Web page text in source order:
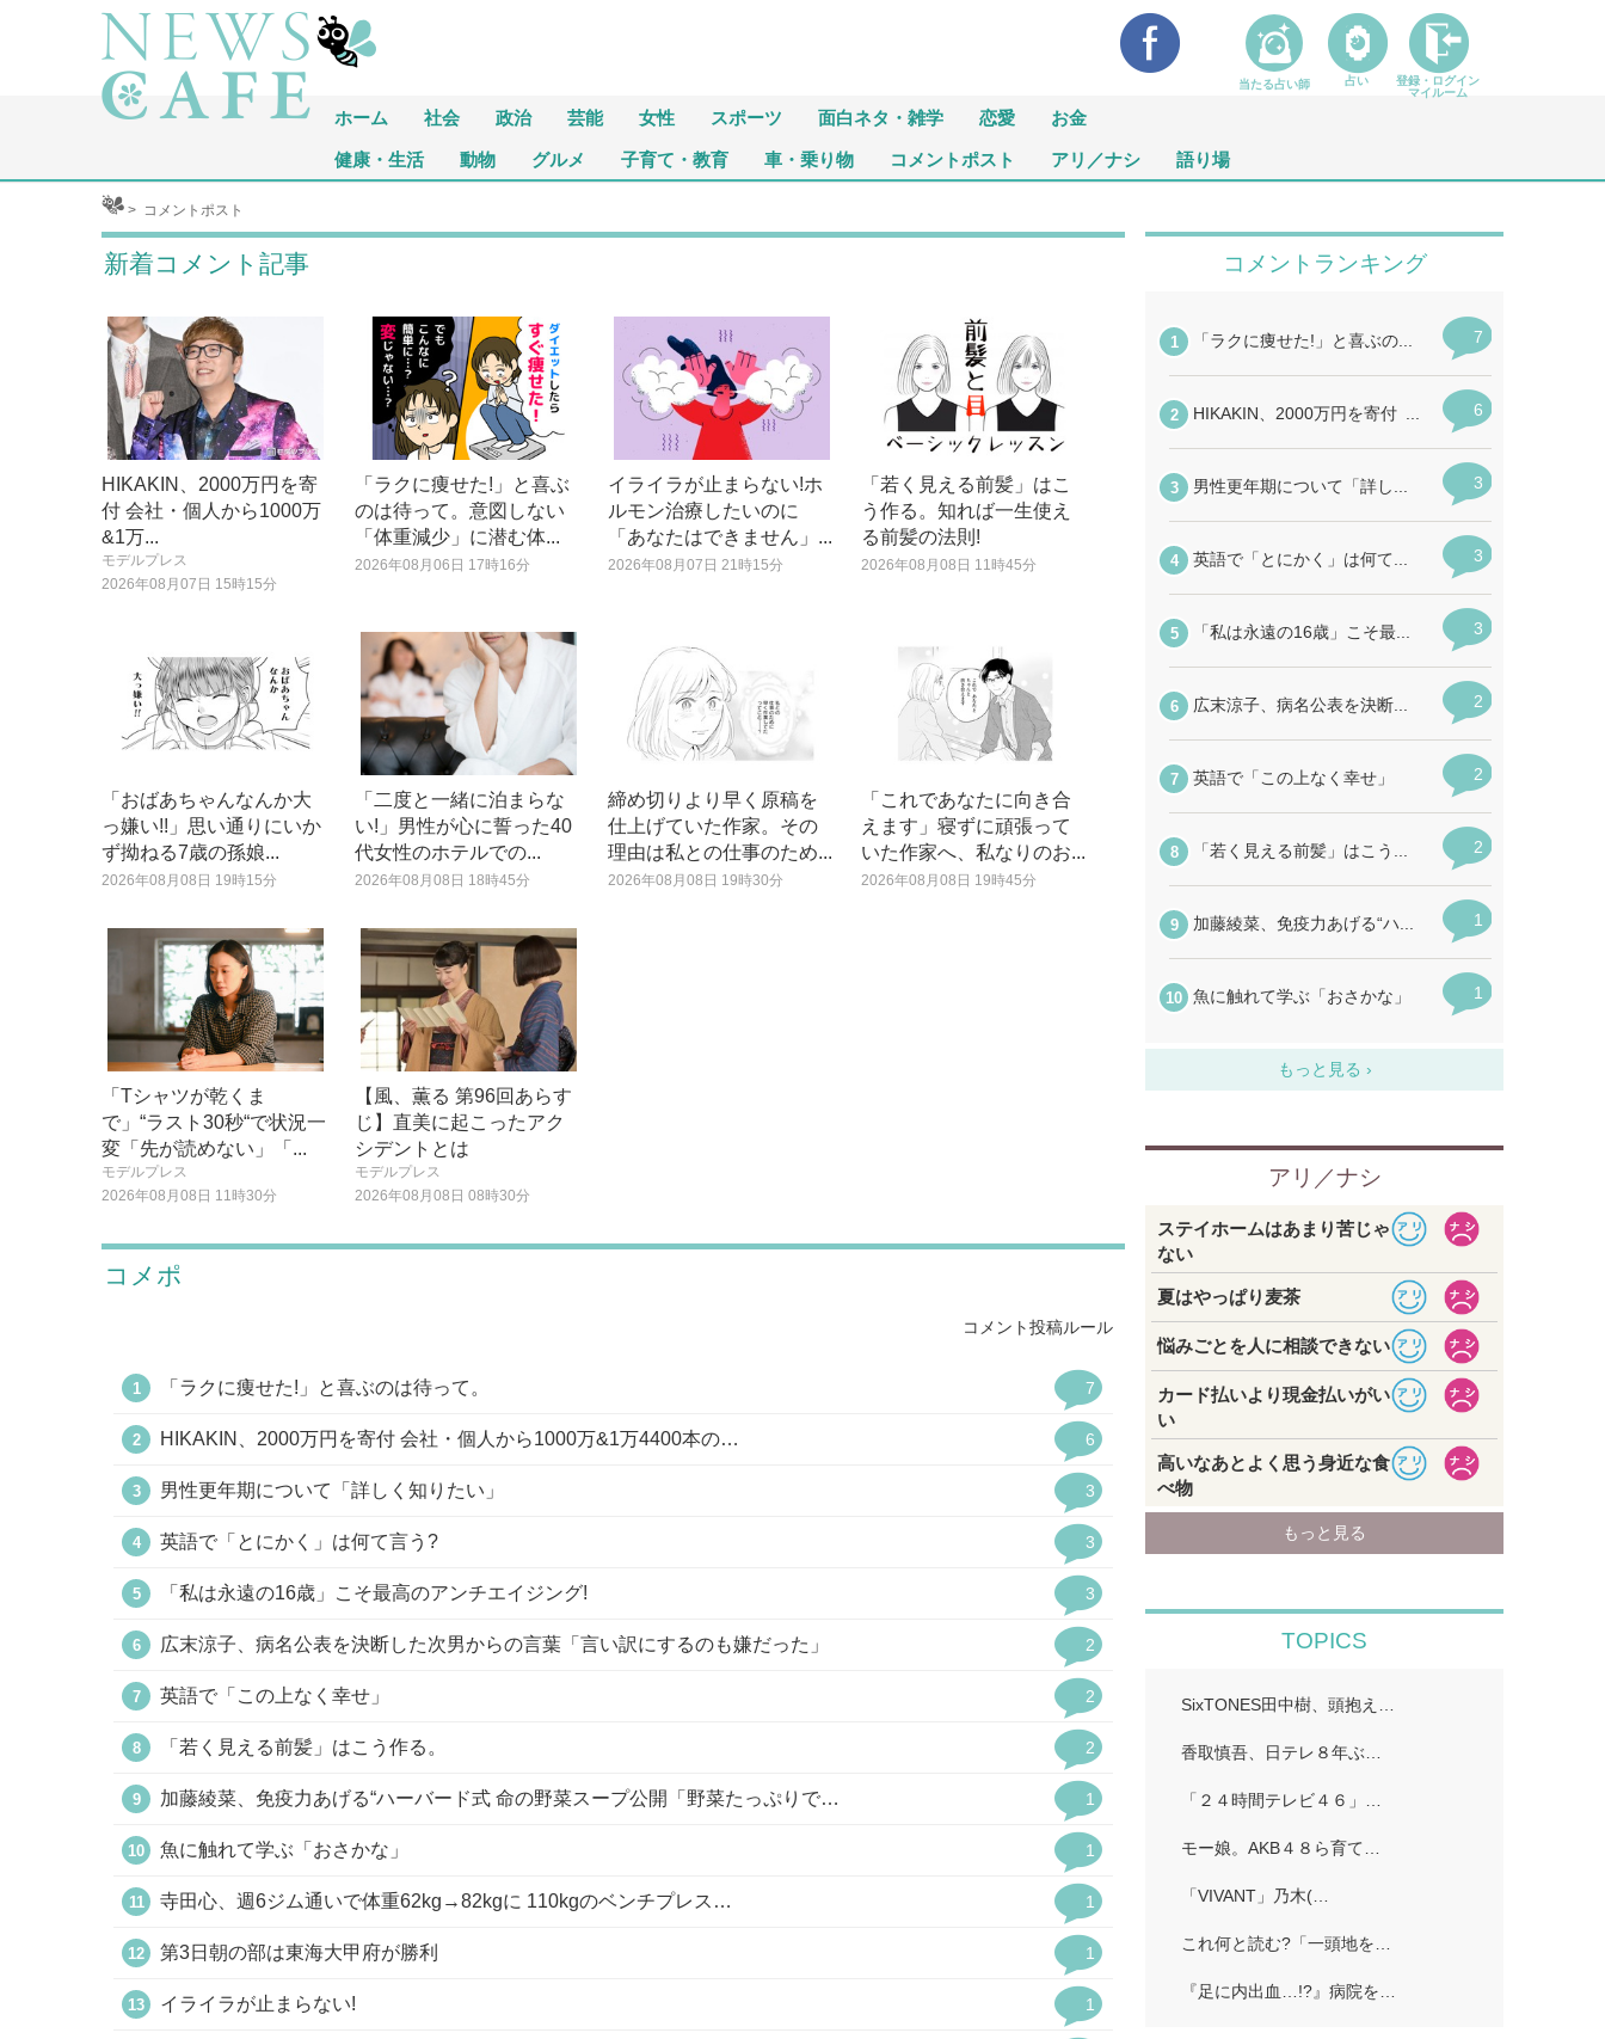
ホーム 社会 政治 芸能 女性 スポーツ 面白ネタ・雑学 恋愛 お金
健康・生活 動物 グルメ 子育て・教育 車・乗り物 コメントポスト アリ／ナシ 語り場
ホーム > コメントポスト
新着コメント記事
HIKAKIN、2000万円を寄
付 会社・個人から1000万
&1万...
モデルプレス
2026年08月07日 15時15分
「ラクに痩せた!」と喜ぶ
のは待って。意図しない
「体重減少」に潜む体...
2026年08月06日 17時16分
イライラが止まらない!ホ
ルモン治療したいのに
「あなたはできません」...
2026年08月07日 21時15分
「若く見える前髪」はこ
う作る。知れば一生使え
る前髪の法則!
2026年08月08日 11時45分
「おばあちゃんなんか大
っ嫌い!!」思い通りにいか
ず拗ねる7歳の孫娘...
2026年08月08日 19時15分
「二度と一緒に泊まらな
い!」男性が心に誓った40
代女性のホテルでの...
2026年08月08日 18時45分
締め切りより早く原稿を
仕上げていた作家。その
理由は私との仕事のため...
2026年08月08日 19時30分
「これであなたに向き合
えます」寝ずに頑張って
いた作家へ、私なりのお...
2026年08月08日 19時45分
「Tシャツが乾くま
で」“ラスト30秒“で状況一
変「先が読めない」「...
モデルプレス
2026年08月08日 11時30分
【風、薫る 第96回あらす
じ】直美に起こったアク
シデントとは
モデルプレス
2026年08月08日 08時30分
コメポ
コメント投稿ルール
7
「ラクに痩せた!」と喜ぶのは待って。
6
HIKAKIN、2000万円を寄付 会社・個人から1000万&1万4400本の…
3
男性更年期について「詳しく知りたい」
3
英語で「とにかく」は何て言う?
3
「私は永遠の16歳」こそ最高のアンチエイジング!
2
広末涼子、病名公表を決断した次男からの言葉「言い訳にするのも嫌だった」
2
英語で「この上なく幸せ」
2
「若く見える前髪」はこう作る。
1
加藤綾菜、免疫力あげる“ハーバード式 命の野菜スープ公開「野菜たっぷりで…
1
魚に触れて学ぶ「おさかな」
1
寺田心、週6ジム通いで体重62kg→82kgに 110kgのベンチプレス…
1
第3日朝の部は東海大甲府が勝利
1
イライラが止まらない!
TOPICS
「２４時間テレビ４６」…
「VIVANT」乃木(…
当たる占い師 占い
登録・ログイン
マイルーム